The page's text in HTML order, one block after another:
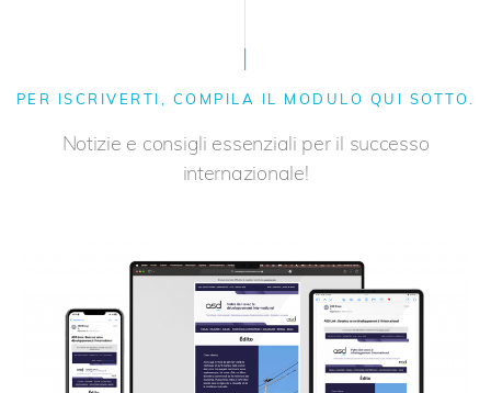
PER ISCRIVERTI, COMPILA IL MODULO QUI SOTTO.
Notizie e consigli essenziali per il successo
internazionale!